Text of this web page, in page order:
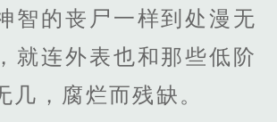
智的丧尸一样到处漫无
就连外表也和那些低阶
几，腐烂而残缺。